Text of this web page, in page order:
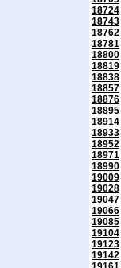
18724
18743
18762
18781
18800
18819
18838
18857
18876
18895
18914
18933
18952
18971
18990
19009
19028
19047
19066
19085
19104
19123
19142